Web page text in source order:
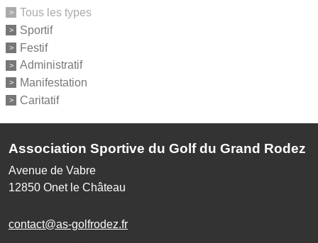
Tous les types
Sportif
Festif
Administratif
Manifestation
Caritatif
Association Sportive du Golf du Grand Rodez
Avenue de Vabre
12850 Onet le Château
contact@as-golfrodez.fr